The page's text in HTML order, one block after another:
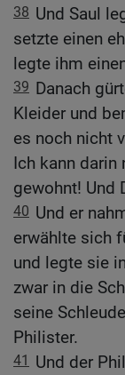
38 Und Saul
setzte einen
legte ihm
39 Danach
Kleider und
es noch nicht
Ich kann darin
gewohnt! Und
40 Und er
erwählte sich
und legte sie
zwar in die
seine
Philister.
41 Und der